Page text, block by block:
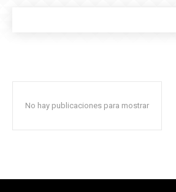
No hay publicaciones para mostrar